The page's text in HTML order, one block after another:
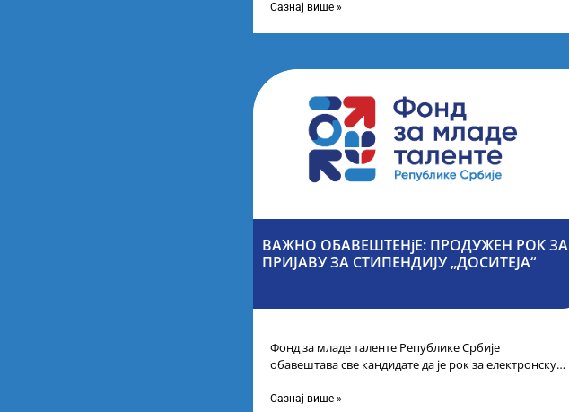
Сазнај више »
ВАЖНО ОБАВЕШТЕНјЕ: ПРОДУЖЕН РОК ЗА
ПРИЈАВУ ЗА СТИПЕНДИЈУ „ДОСИТЕЈА“
Фонд за младе таленте Републике Србије
обавештава све кандидате да је рок за електронску
Сазнај више »